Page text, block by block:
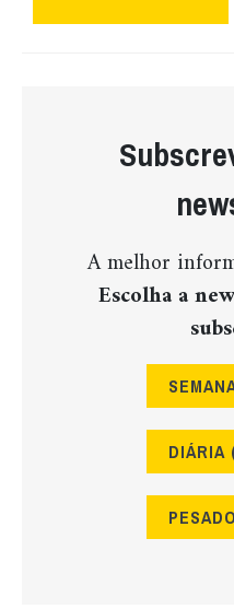
A melhor
Escolha a
DIÁRIA